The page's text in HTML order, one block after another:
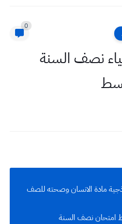
0
نصف السنة
مادة الانسان وصحته للصف
امتحان نصف السنة